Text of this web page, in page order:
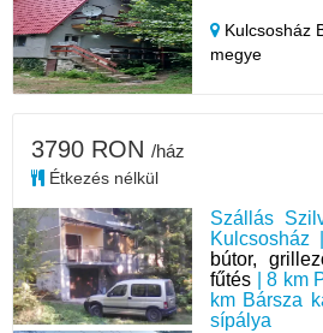
Kulcsosház
megye
Szállás
bútor,
fűtés | 8 km
km Bársza
sípálya
3790 RON /ház
Étkezés nélkül